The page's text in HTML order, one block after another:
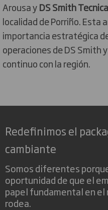
Arousa yDS Smith
localidad de Porriño. Esta
importancia estratégica
operaciones de DS Smith
continuo con la región.
Redefinimos el
cambiante
Somos diferentes
oportunidad de que el
papel fundamental en el
rodea.